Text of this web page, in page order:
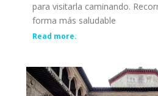
para visitarla caminando.
forma más saludable
Read more.